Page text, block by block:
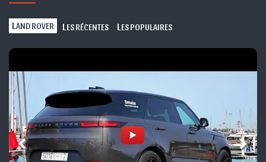
L AND ROVER L ES RÉCENTES L ES POPULAIRES